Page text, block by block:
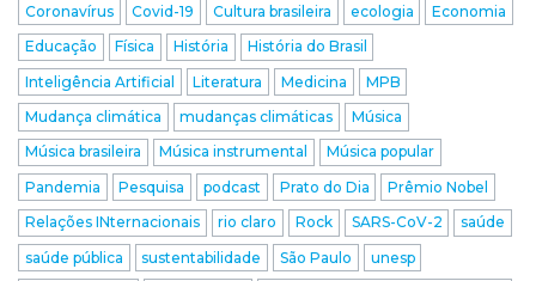
Coronavírus
Covid-19 Cultura brasileira ecologia
Economia
Educação
Física História
História do Brasil
Inteligência Artificial
Literatura Medicina
MPB
Mudança climática
mudanças climáticas
Música
Música brasileira
Música instrumental
Música popular
Pandemia
Pesquisa podcast Prato do Dia
Prêmio Nobel
Relações INternacionais
rio claro Rock SARS-CoV-2
saúde
saúde pública
sustentabilidade São Paulo
unesp